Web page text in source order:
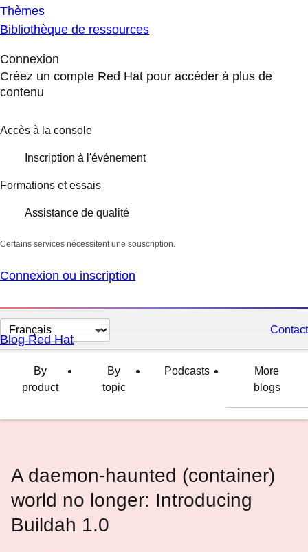
Thèmes
Bibliothèque de ressources
Connexion
Créez un compte Red Hat pour accéder à plus de
contenu
Accès à la console
Inscription à l'événement
Formations et essais
Assistance de qualité
Certains services nécessitent une souscription.
Connexion ou inscription
Changer
la
langue
Contact
Blog Red Hat
By
product
By
topic
Podcasts
More
blogs
A daemon-haunted (container)
world no longer: Introducing
Buildah 1.0